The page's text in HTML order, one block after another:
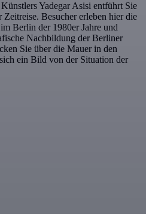
Yadegar Asisi entführt Sie
Besucher erleben hier die
Berlin der 1980er Jahre und
Nachbildung der Berliner
Sie über die Mauer in den
ein Bild von der Situation der